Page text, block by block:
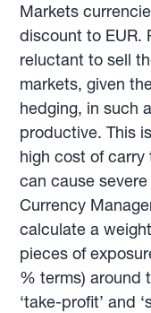
Markets
discount to EUR.
reluctant to sell
markets, given
hedging, in such
productive. This
high cost of
can cause
Currency
calculate a
pieces of
% terms) around
‘take-profit’ and